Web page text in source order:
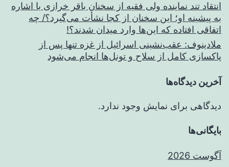
انتقاد تند نماینده ولی فقیه از سخنان باقر خرازی با اشاره
به پیشینه او؛ این سخنان از کجا نشأت می‌گیرد؟/ چه
اتفاقی افتاده که این‌ها وارد میدان شدند؟!
ملادینوف: عقب‌نشینی اسرائیل از غزه تنها پس از
پاکسازی کامل از سلاح و تونل‌ها انجام می‌شود
آخرین دیدگاه‌ها
دیدگاهی برای نمایش وجود ندارد.
بایگانی‌ها
آگوست 2026